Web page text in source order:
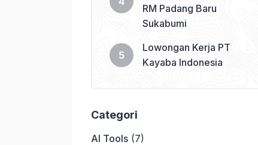
RM Padang Baru
Sukabumi
Lowongan Kerja PT
Kayaba Indonesia
Categori
AI Tools (7)